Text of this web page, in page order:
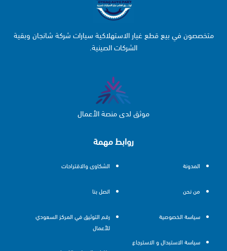
روابط مهمة
المدونة
من نحن
سياسة الخصوصية
سياسة الاستبدال و الاسترجاع
الشكاوى والاقتراحات
اتصل بنا
رقم التوثيق في المركز السعودي
للأعمال
متخصصون في بيع قطع غيار الاستهلاكية سيارات شركة شانجان وبقية
الشركات الصينية.
موثق لدى منصة الأعمال